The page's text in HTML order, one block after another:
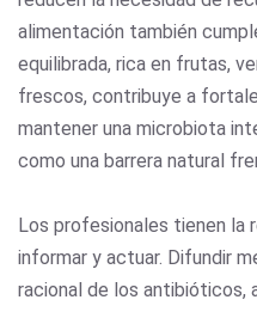
alimentación también
equilibrada, rica en frutas,
frescos, contribuye a
mantener una microbiota
como una barrera natural
Los profesionales tienen la
informar y actuar. Difundir
racional de los antibióticos,